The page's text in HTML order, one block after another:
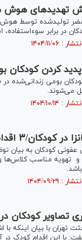
تهدید‌های
تولیدشده توسط هوش
در برابر
کردن کودکان
بومی زندانی‌شده در
می‌شوند.
مهم برای پیشگیری از ابتلا
کودکان به بیان
و تهویه مناسب
تصاویر کودکان
تهران با بیان اینکه
با این اقدام کودک